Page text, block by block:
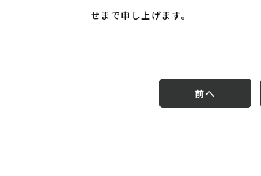
せまで申し上げます。
前へ